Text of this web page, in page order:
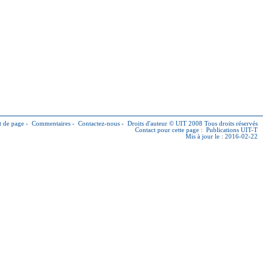
de page - Commentaires - Contactez-nous - Droits d'auteur © UIT 2008 Tous droits réservés
Contact pour cette page : Publications UIT-T
Mis à jour le : 2016-02-22